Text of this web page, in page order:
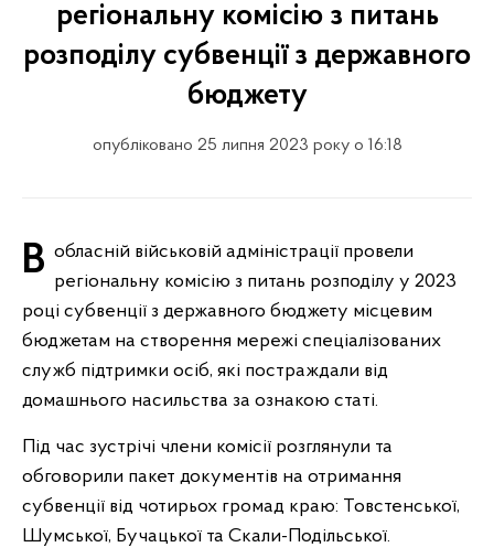
регіональну комісію з питань
розподілу субвенції з державного
бюджету
опубліковано 25 липня 2023 року о 16:18
В обласній військовій адміністрації провели регіональну комісію з питань розподілу у 2023
році субвенції з державного бюджету місцевим
бюджетам на створення мережі спеціалізованих
служб підтримки осіб, які постраждали від
домашнього насильства за ознакою статі.
Під час зустрічі члени комісії розглянули та
обговорили пакет документів на отримання
субвенції від чотирьох громад краю: Товстенської,
Шумської, Бучацької та Скали-Подільської.